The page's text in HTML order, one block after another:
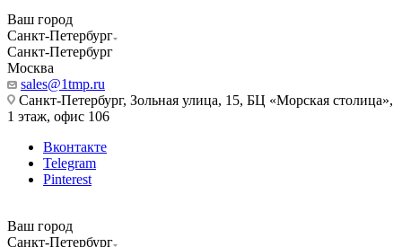
Ваш город
Санкт-Петербург
Санкт-Петербург
Москва
sales@1tmp.ru
Санкт-Петербург, Зольная улица, 15, БЦ «Морская столица»,
1 этаж, офис 106
Вконтакте
Telegram
Pinterest
Ваш город
Санкт-Петербург